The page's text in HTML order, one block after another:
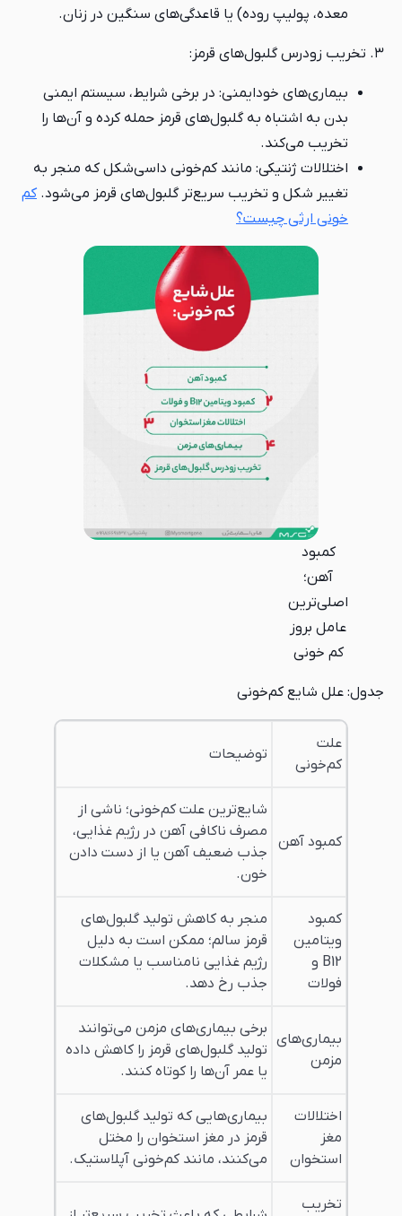
معده، پولیپ روده) یا قاعدگی‌های سنگین در زنان.
۳. تخریب زودرس گلبول‌های قرمز:
بیماری‌های خودایمنی: در برخی شرایط، سیستم ایمنی
بدن به اشتباه به گلبول‌های قرمز حمله کرده و آن‌ها را
تخریب می‌کند.
اختلالات ژنتیکی: مانند کم‌خونی داسی‌شکل که منجر به
تغییر شکل و تخریب سریع‌تر گلبول‌های قرمز می‌شود.کم
خونی ارثی چیست؟
کمبود
آهن؛
اصلی‌ترین
عامل بروز
کم خونی
جدول: علل شایع کم‌خونی
علت
کم‌خونی
توضیحات
کمبود آهن
شایع‌ترین علت کم‌خونی؛ ناشی از
مصرف ناکافی آهن در رژیم غذایی،
جذب ضعیف آهن یا از دست دادن
خون.
کمبود
ویتامین
B12 و
فولات
منجر به کاهش تولید گلبول‌های
قرمز سالم؛ ممکن است به دلیل
رژیم غذایی نامناسب یا مشکلات
جذب رخ دهد.
بیماری‌های
مزمن
برخی بیماری‌های مزمن می‌توانند
تولید گلبول‌های قرمز را کاهش داده
یا عمر آن‌ها را کوتاه کنند.
اختلالات
مغز
استخوان
بیماری‌هایی که تولید گلبول‌های
قرمز در مغز استخوان را مختل
می‌کنند، مانند کم‌خونی آپلاستیک.
تخریب